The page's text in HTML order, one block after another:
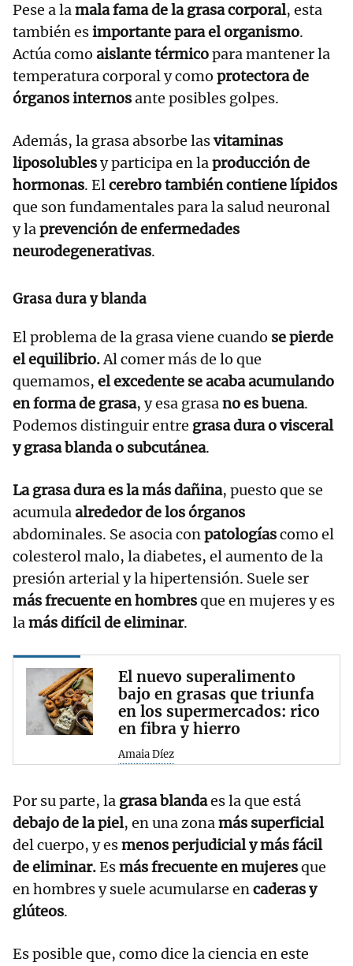
Pese a lamala fama de la grasa corporal, esta
también esimportante para el organismo.
Actúa como aislante térmicopara mantener la
temperatura corporal y como protectora de
órganos internosante posibles golpes.
Además, la grasa absorbe lasvitaminas
liposolublesy participa en laproducción de
hormonas. Elcerebro también contiene lípidos
que son fundamentales para la salud neuronal
y laprevención de enfermedades
neurodegenerativas.
Grasa dura y blanda
El problema de la grasa viene cuando se pierde
el equilibrio.Al comer más de lo que
quemamos, el excedente se acaba acumulando
en forma de grasa, y esa grasano es buena.
Podemos distinguir entre grasa dura o visceral
y grasa blanda o subcutánea.
La grasa dura es la más dañina, puesto que se
acumulaalrededor de los órganos
abdominales. Se asocia conpatologíascomo el
colesterol malo, la diabetes, el aumento de la
presión arterial y la hipertensión. Suele ser
más frecuente en hombresque en mujeres y es
lamás difícil de eliminar.
El nuevo superalimento
bajo en grasas que triunfa
en los supermercados: rico
en fibra y hierro
Amaia Díez
Por su parte, la grasa blandaes la que está
debajo de la piel, en una zonamás superficial
del cuerpo, y esmenos perjudicial y más fácil
de eliminar.Esmás frecuente en mujeresque
en hombres y suele acumularse encaderas y
glúteos.
Es posible que, como dice la ciencia en este